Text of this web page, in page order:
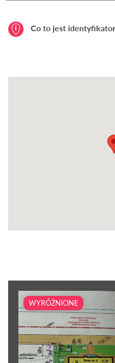
Co to jest
WYRÓŻNIONE